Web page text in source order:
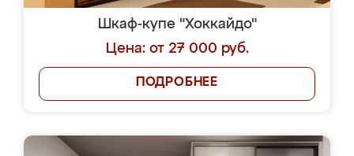
Шкаф-купе "Хоккайдо"
Цена: от 27 000 руб.
ПОДРОБНЕЕ